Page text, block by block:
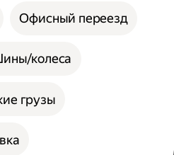
Офисный переезд
колеса
грузы